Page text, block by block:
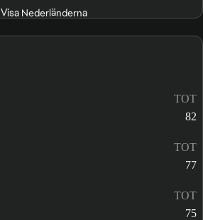
Visa Nederländerna
TOT
82
TOT
77
TOT
75